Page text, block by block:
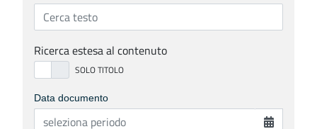
Ricerca estesa al contenuto
Data documento